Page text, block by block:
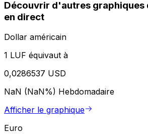
Découvrir d'autres graphiques
en direct
Dollar américain
1 LUF équivaut à
0,0286537 USD
NaN (NaN%) Hebdomadaire
Afficher le graphique
Euro